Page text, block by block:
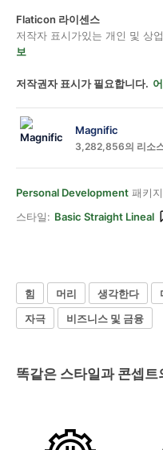
Flaticon 라이센스
저작자 표시가있는 개인 및 상
보
저작권자 표시가 필요합니다.
Magnific
3,282,856의 리소
Personal Development 패키
스타일: Basic Straight Lineal
힘 머리 생각한다
자극
비즈니스 및 금융
똑같은 스타일과 콘셉트